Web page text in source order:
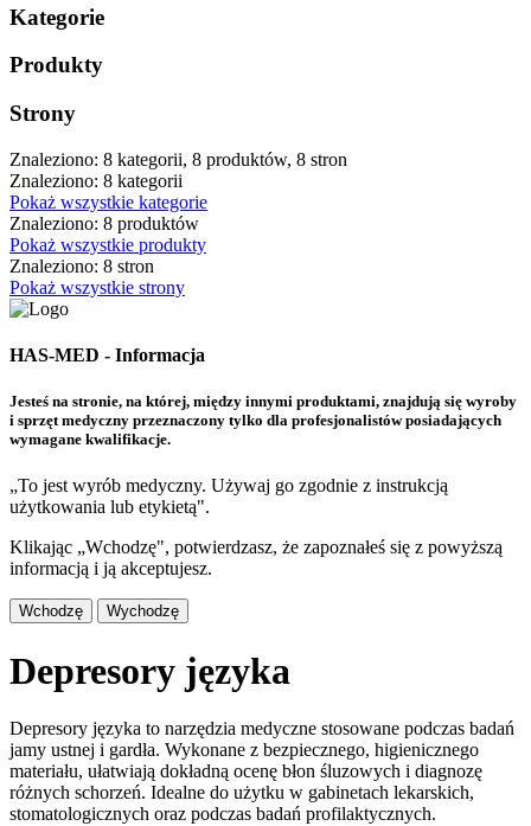
Kategorie
Produkty
Strony
Znaleziono: 8 kategorii, 8 produktów, 8 stron
Znaleziono: 8 kategorii
Pokaż wszystkie kategorie
Znaleziono: 8 produktów
Pokaż wszystkie produkty
Znaleziono: 8 stron
Pokaż wszystkie strony
HAS-MED - Informacja
Jesteś na stronie, na której, między innymi produktami, znajdują się wyroby
i sprzęt medyczny przeznaczony tylko dla profesjonalistów posiadających
wymagane kwalifikacje.
„To jest wyrób medyczny. Używaj go zgodnie z instrukcją
użytkowania lub etykietą".
Klikając „Wchodzę", potwierdzasz, że zapoznałeś się z powyższą
informacją i ją akceptujesz.
Wchodzę Wychodzę
Depresory języka
Depresory języka to narzędzia medyczne stosowane podczas badań
jamy ustnej i gardła. Wykonane z bezpiecznego, higienicznego
materiału, ułatwiają dokładną ocenę błon śluzowych i diagnozę
różnych schorzeń. Idealne do użytku w gabinetach lekarskich,
stomatologicznych oraz podczas badań profilaktycznych.